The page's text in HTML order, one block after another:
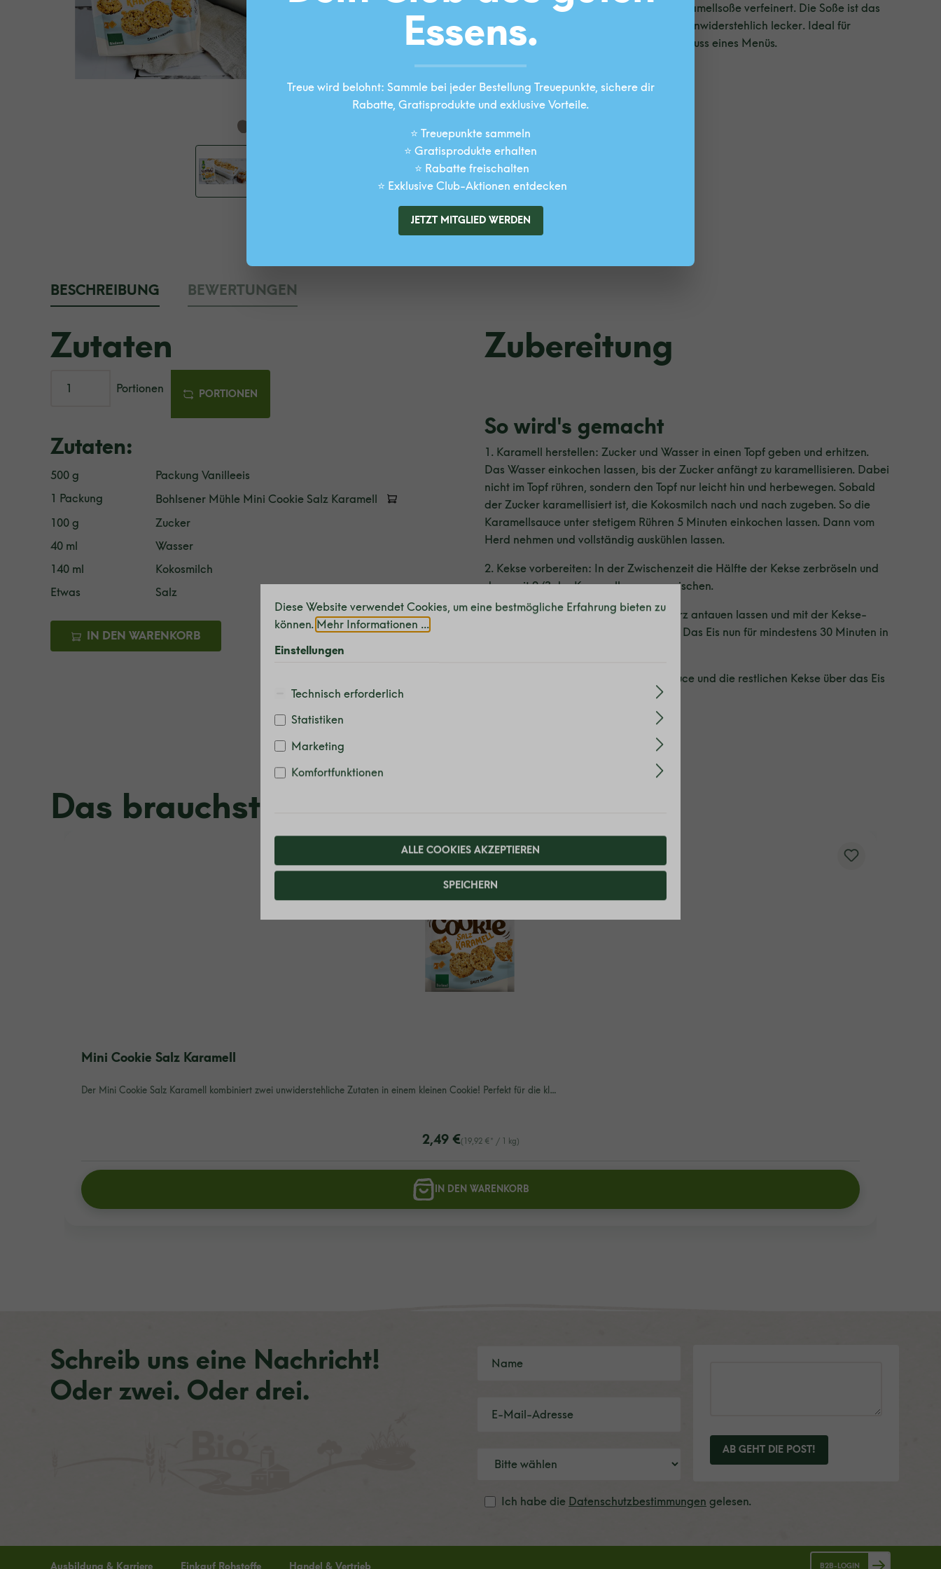
Cookies und wird mit einer samtigen Karamellsoße verfeinert. Die Soße ist das
Highlight – einfach selbst gemacht und unwiderstehlich lecker. Ideal für
besondere Anlässe oder als süßer Abschluss eines Menüs.
PDF HERUNTERLADEN
BESCHREIBUNG BEWERTUNGEN
Zutaten
Portionen PORTIONEN
Zutaten:
500 g
Packung Vanilleeis
1 Packung
Bohlsener Mühle Mini Cookie Salz Karamell
100 g
Zucker
40 ml
Wasser
140 ml
Kokosmilch
Etwas
Salz
IN DEN WARENKORB
Zubereitung
So wird's gemacht
1. Karamell herstellen: Zucker und Wasser in einen Topf geben und erhitzen.
Das Wasser einkochen lassen, bis der Zucker anfängt zu karamellisieren. Dabei
nicht im Topf rühren, sondern den Topf nur leicht hin und herbewegen. Sobald
der Zucker karamellisiert ist, die Kokosmilch nach und nach zugeben. So die
Karamellsauce unter stetigem Rühren 5 Minuten einkochen lassen. Dann vom
Herd nehmen und vollständig auskühlen lassen.
2. Kekse vorbereiten: In der Zwischenzeit die Hälfte der Kekse zerbröseln und
dann mit 2/3 der Karamellsauce vermischen.
3. Dessert anrichten: Das Vanilleeis kurz antauen lassen und mit der Kekse-
Karamellsauce in ein Gefäß schichten. Das Eis nun für mindestens 30 Minuten in
4. Servieren: Die restliche Karamellsauce und die restlichen Kekse über das Eis
Das brauchst du dafür
Mini Cookie Salz Karamell
Der Mini Cookie Salz Karamell kombiniert zwei unwiderstehliche Zutaten in einem kleinen Cookie! Perfekt für die kl…
(19,92 €* / 1 kg)
listing.regularPriceLabel
2,49 €
IN DEN WARENKORB
Schreib uns eine Nachricht!
Oder zwei. Oder drei.
AB GEHT DIE POST!
Ich habe die Datenschutzbestimmungen gelesen.
Ausbildung & Karriere Einkauf Rohstoffe Handel & Vertrieb B2B-LOGIN
Essens.
Treue wird belohnt: Sammle bei jeder Bestellung Treuepunkte, sichere dir
Rabatte, Gratisprodukte und exklusive Vorteile.
⭐ Treuepunkte sammeln
⭐ Gratisprodukte erhalten
⭐ Rabatte freischalten
⭐ Exklusive Club-Aktionen entdecken
JETZT MITGLIED WERDEN
Diese Website verwendet Cookies, um eine bestmögliche Erfahrung bieten zu
können. Mehr Informationen ...
Einstellungen
Technisch erforderlich
Statistiken
Marketing
Komfortfunktionen
ALLE COOKIES AKZEPTIEREN
SPEICHERN